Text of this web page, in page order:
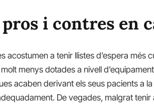
i contres en
acostumen a tenir llistes d’espera més
menys dotades a nivell
acaben derivant els seus pacients a
De vegades, malgrat